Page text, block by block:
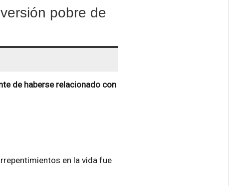
pobre de
de haberse relacionado con
en la vida fue